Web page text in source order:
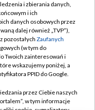
i zbierania danych,
i ich
danych osobowych przez
dalej również „TVP”),
pozostałych Zaufanych
(w tym do
Twoich zainteresowań i
wskazujemy poniżej, a
PPID do Google.
przez Ciebie naszych
w tym informacje